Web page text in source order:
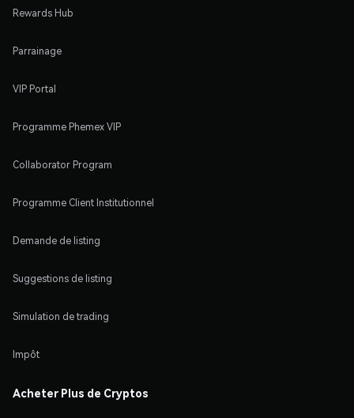
Rewards Hub
Parrainage
VIP Portal
Programme Phemex VIP
Collaborator Program
Programme Client Institutionnel
Demande de listing
Suggestions de listing
Simulation de trading
Impôt
Acheter Plus de Cryptos